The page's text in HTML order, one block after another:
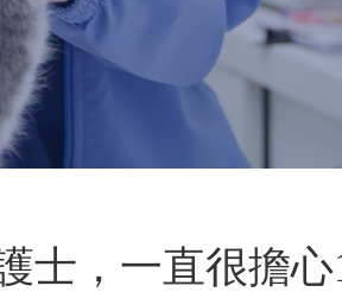
士，一直很擔心